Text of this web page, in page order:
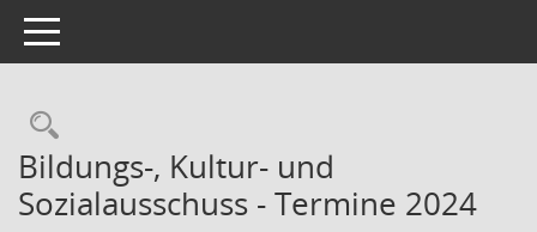
Toggle navigation
Rechercheauswahl
Bildungs-, Kultur- und
Sozialausschuss - Termine 2024